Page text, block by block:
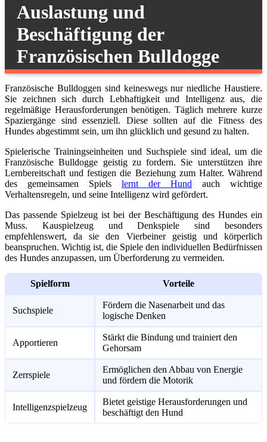
Auslastung und
Beschäftigung der
Französischen Bulldogge
Französische Bulldoggen sind keineswegs nur niedliche Haustiere.
Sie zeichnen sich durch Lebhaftigkeit und Intelligenz aus, die
regelmäßige Herausforderungen benötigen. Täglich mehrere kurze
Spaziergänge sind essenziell. Diese sollten auf die Fitness des
Hundes abgestimmt sein, um ihn glücklich und gesund zu halten.
Spielerische Trainingseinheiten und Suchspiele sind ideal, um die
Französische Bulldogge geistig zu fordern. Sie unterstützen ihre
Lernbereitschaft und festigen die Beziehung zum Halter. Während
des gemeinsamen Spiels lernt der Hund auch wichtige
Verhaltensregeln, und seine Intelligenz wird gefördert.
Das passende Spielzeug ist bei der Beschäftigung des Hundes ein
Muss. Kauspielzeug und Denkspiele sind besonders
empfehlenswert, da sie den Vierbeiner geistig und körperlich
beanspruchen. Wichtig ist, die Spiele den individuellen Bedürfnissen
des Hundes anzupassen, um Überforderung zu vermeiden.
Spielform Vorteile
Suchspiele
Fördern die Nasenarbeit und das
logische Denken
Apportieren
Stärkt die Bindung und trainiert den
Gehorsam
Zerrspiele
Ermöglichen den Abbau von Energie
und fördern die Motorik
Intelligenzspielzeug
Bietet geistige Herausforderungen und
beschäftigt den Hund